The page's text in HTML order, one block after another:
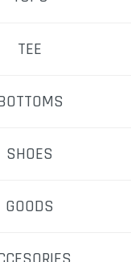
TEE
SHOES
GOODS